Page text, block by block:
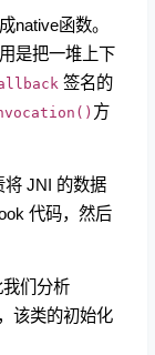
native函数。
是把一堆上下
签名的
方
将 JNI 的数据
代码，然后
们分析
，该类的初始化